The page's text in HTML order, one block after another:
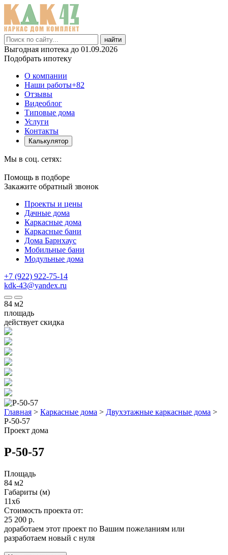
найти
Выгодная ипотека до 01.09.2026
Подобрать ипотеку
О компании
Наши работы+82
Отзывы
Видеоблог
Типовые дома
Услуги
Контакты
Калькулятор
Мы в соц. сетях:
Помощь в подборе
Закажите обратный звонок
Проекты и цены
Дачные дома
Каркасные дома
Каркасные бани
Дома Барнхаус
Мобильные бани
Модульные дома
+7 (922) 922-75-14
kdk-43@yandex.ru
84 м2
площадь
действует скидка
Главная > Каркасные дома > Двухэтажные каркасные дома >
P-50-57
Проект дома
Р-50-57
Площадь
84 м2
Габариты (м)
11х6
Стоимость проекта от:
25 200 р.
доработаем этот проект по Вашим пожеланиям или
разработаем новый с нуля